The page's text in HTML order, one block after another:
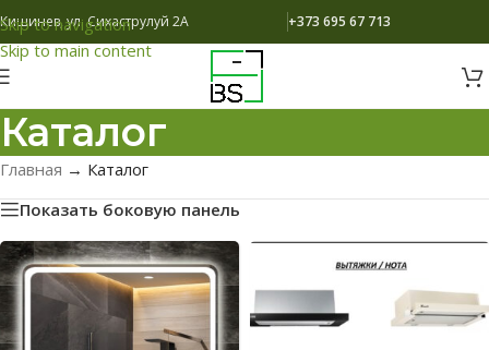
Skip to navigation
Skip to main content
Кишинев, ул. Сихаструлуй 2A +373 695 67 713
Каталог
Главная → Каталог
Показать боковую панель